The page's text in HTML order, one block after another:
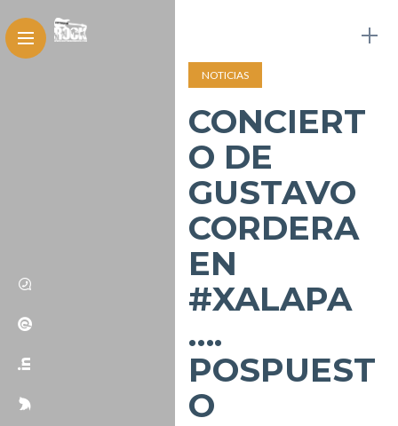
NOTICIAS
CONCIERT
O DE
GUSTAVO
CORDERA
EN
#XALAPA
….
POSPUEST
O